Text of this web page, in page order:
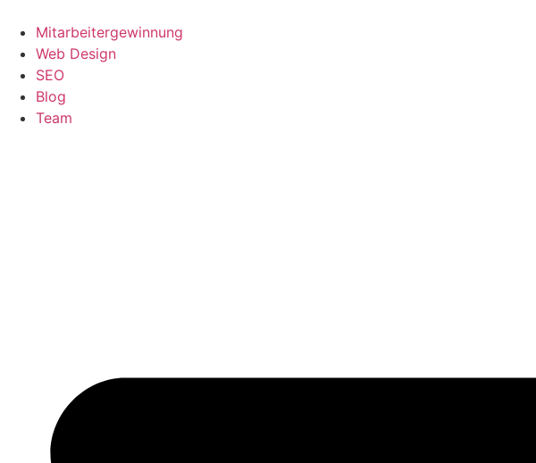
Inhalt
springen
Mitarbeitergewinnung
Web Design
SEO
Blog
Team